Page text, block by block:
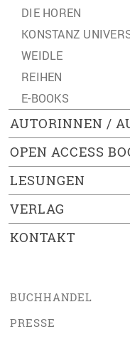
DIE HOREN
KONSTANZ
WEIDLE
REIHEN
E-BOOKS
AUTORINNEN /
OPEN ACCESS
LESUNGEN
VERLAG
KONTAKT
BUCHHANDEL
PRESSE